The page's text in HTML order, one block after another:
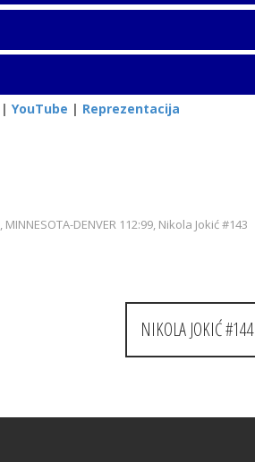
| YouTube | Reprezentacija
, MINNESOTA-DENVER 112:99, Nikola Jokić #143
NIKOLA JOKIĆ #144